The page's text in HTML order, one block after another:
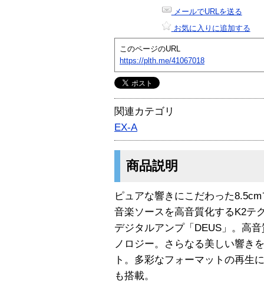
メールでURLを送る
お気に入りに追加する
このページのURL
https://plth.me/41067018
関連カテゴリ
EX-A
商品説明
ピュアな響きにこだわった
音楽ソースを高音質化するK2テ
デジタルアンプ「DEUS」。高
ノロジー。さらなる美しい響き
ト。多彩なフォーマットの再生
も搭載。